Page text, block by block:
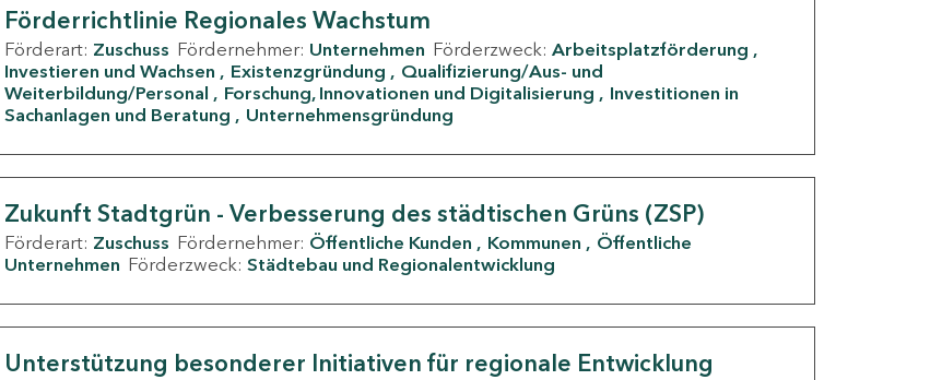
Förderrichtlinie Regionales Wachstum
Förderart: Zuschuss Fördernehmer: Unternehmen Förderzweck: Arbeitsplatzförderung
Investieren und Wachsen
Existenzgründung
Qualifizierung/Aus- und
Weiterbildung/Personal
Forschung, Innovationen und Digitalisierung
Investitionen in
Sachanlagen und Beratung
Unternehmensgründung
Zukunft Stadtgrün - Verbesserung des städtischen Grüns (ZSP)
Förderart: Zuschuss Fördernehmer: Öffentliche Kunden Kommunen
Öffentliche
Unternehmen Förderzweck: Städtebau und Regionalentwicklung
Unterstützung besonderer Initiativen für regionale Entwicklung